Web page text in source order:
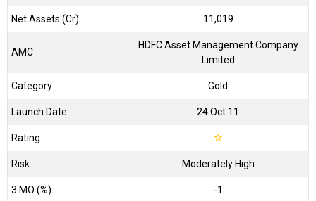
Net Assets (Cr) ₹11,019
AMC
HDFC Asset Management Company
Limited
Category Gold
Launch Date 24 Oct 11
Rating ☆
Risk Moderately High
3 MO (%) -1